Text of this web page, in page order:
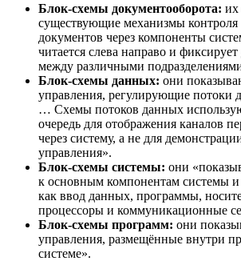
Блок-схемы документооборота: их
существующие механизмы контроля
документов через компоненты
читается слева направо и
между различными
Блок-схемы данных: они
управления, регулирующие потоки
… Схемы потоков данных
очередь для отображения каналов
через систему, а не для
управления».
Блок-схемы системы: они
к основным компонентам системы и
как ввод данных, программы,
процессоры и коммуникационные
Блок-схемы программ: они
управления, размещённые внутри
системе».